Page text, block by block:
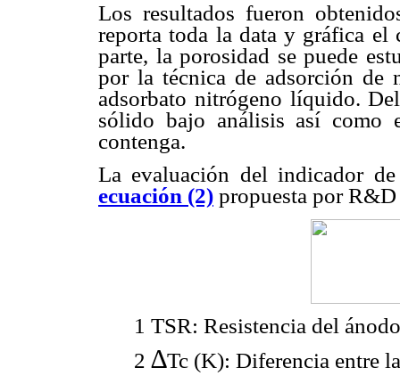
Los resultados fueron
reporta toda la data y gráfica el
parte, la porosidad se puede
por la técnica de adsorción de
adsorbato nitrógeno líquido.
sólido bajo análisis así como
contenga.
La evaluación del indicador
ecuación (2) propuesta por
1 TSR: Resistencia del
2 ∆Tc (K): Diferencia entre